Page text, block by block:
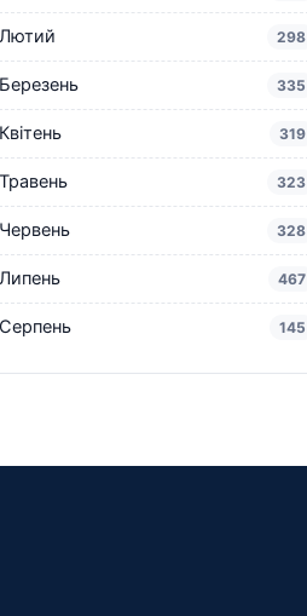
Лютий 298
Березень 335
Квітень 319
Травень 323
Червень 328
Липень 467
Серпень 145